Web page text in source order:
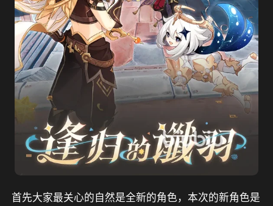
首先大家最关心的自然是全新的角色，本次的新角色是